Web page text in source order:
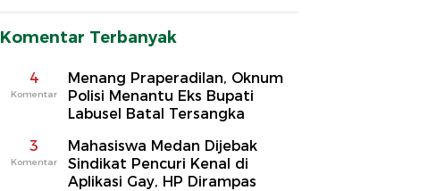
Komentar Terbanyak
4
Komentar
Menang Praperadilan, Oknum
Polisi Menantu Eks Bupati
Labusel Batal Tersangka
3
Komentar
Mahasiswa Medan Dijebak
Sindikat Pencuri Kenal di
Aplikasi Gay, HP Dirampas